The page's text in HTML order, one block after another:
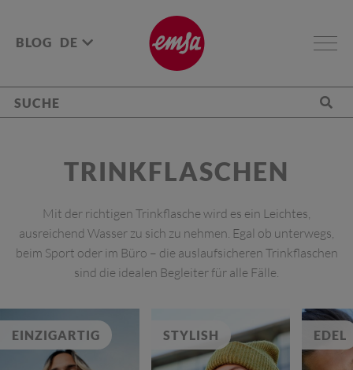
BLOG DE
TRINK­FLASCHEN
Mit der richtigen Trinkflasche wird es ein Leichtes,
ausreichend Wasser zu sich zu nehmen. Egal ob unterwegs,
beim Sport oder im Büro – die auslaufsicheren Trinkflaschen
sind die idealen Begleiter für alle Fälle.
EINZIGARTIG STYLISH EDEL